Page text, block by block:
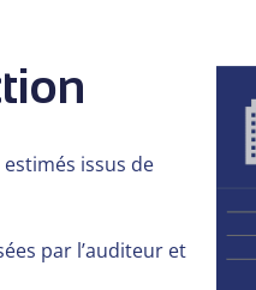
issus de
par l’auditeur et